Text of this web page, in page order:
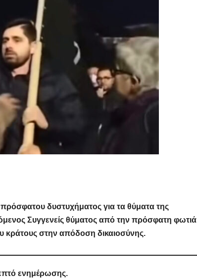
πρόσφατου δυστυχήματος για τα θύματα της
Συγγενείς θύματος από την πρόσφατη φωτιά
κράτους στην απόδοση δικαιοσύνης.
ενημέρωσης.